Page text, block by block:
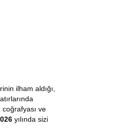
ilham aldığı,
coğrafyası ve
yılında sizi